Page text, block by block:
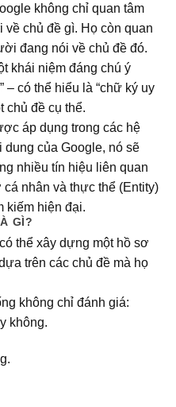
không chỉ quan tâm
về chủ đề gì. Họ còn quan
đang nói về chủ đề đó.
khái niệm đáng chú ý
– có thể hiểu là “chữ ký uy
chủ đề cụ thể.
áp dụng trong các hệ
của Google, nó sẽ
nhiều tín hiệu liên quan
nhân và thực thể (Entity)
kiếm hiện đại.
GÌ?
thể xây dựng một hồ sơ
trên các chủ đề mà họ
không chỉ đánh giá:
không.